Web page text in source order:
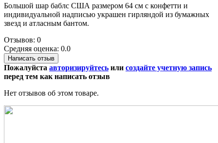
Большой шар баблс США размером 64 см с конфетти и
индивидуальной надписью украшен гирляндой из бумажных
звезд и атласным бантом.
Отзывов: 0
Средняя оценка: 0.0
Написать отзыв
Пожалуйста авторизируйтесь или создайте учетную запись
перед тем как написать отзыв
Нет отзывов об этом товаре.